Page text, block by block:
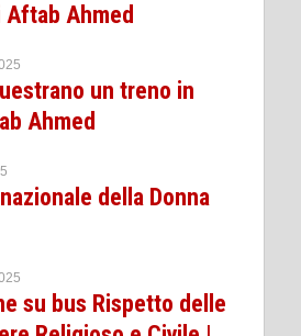
Ahmed
un treno in
Ahmed
della Donna
su bus Rispetto delle